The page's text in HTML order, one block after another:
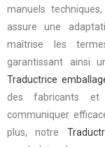
manuels
assure une
maîtrise les
garantissant ainsi
Traductrice
des fabricants et
communiquer
plus, notre